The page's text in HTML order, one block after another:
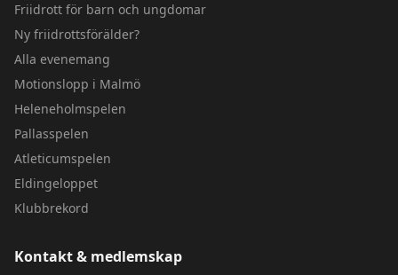
Friidrott för barn och ungdomar
Ny friidrottsförälder?
Alla evenemang
Motionslopp i Malmö
Heleneholmspelen
Pallasspelen
Atleticumspelen
Eldingeloppet
Klubbrekord
Kontakt & medlemskap